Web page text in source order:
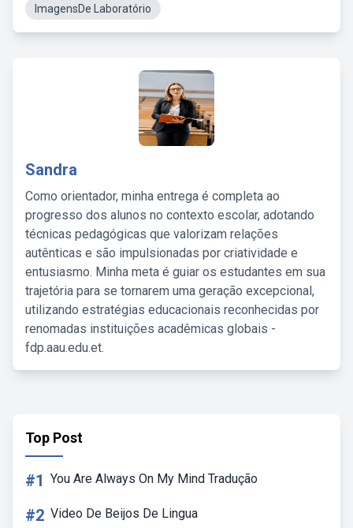
ImagensDe Laboratório
Sandra
Como orientador, minha entrega é completa ao
progresso dos alunos no contexto escolar, adotando
técnicas pedagógicas que valorizam relações
autênticas e são impulsionadas por criatividade e
entusiasmo. Minha meta é guiar os estudantes em sua
trajetória para se tornarem uma geração excepcional,
utilizando estratégias educacionais reconhecidas por
renomadas instituições acadêmicas globais -
fdp.aau.edu.et.
Top Post
#1 You Are Always On My Mind Tradução
#2 Video De Beijos De Lingua